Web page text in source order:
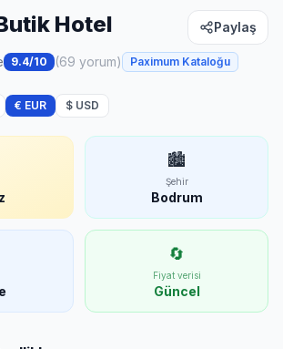
Hotel Paylaş
9.4/10 (69 yorum) Paximum Kataloğu
€ EUR $ USD
🏙
Şehir
Bodrum
🔄
Fiyat verisi
Güncel